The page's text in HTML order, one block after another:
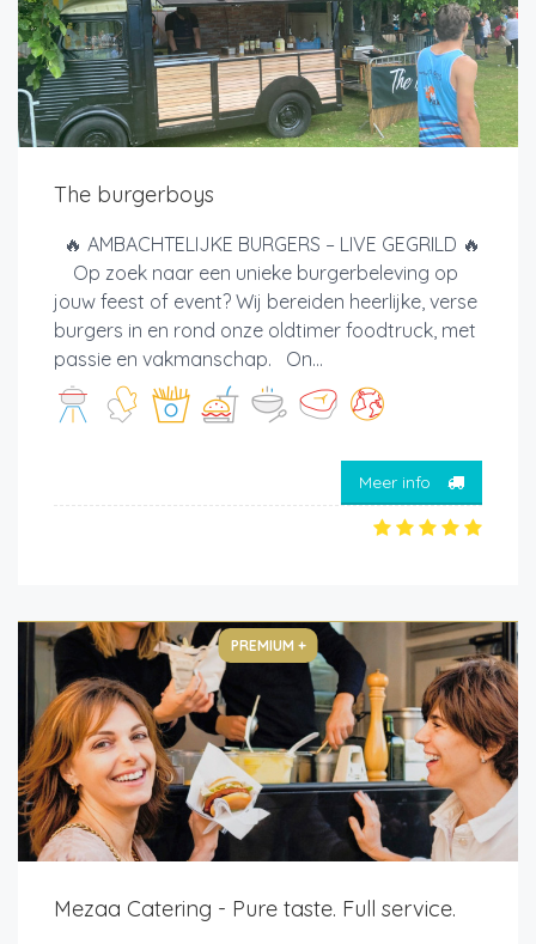
The burgerboys
🔥 AMBACHTELIJKE BURGERS – LIVE GEGRILD 🔥
Op zoek naar een unieke burgerbeleving op
jouw feest of event? Wij bereiden heerlijke, verse
burgers in en rond onze oldtimer foodtruck, met
passie en vakmanschap. On...
Meer info
PREMIUM +
Mezaa Catering - Pure taste. Full service.